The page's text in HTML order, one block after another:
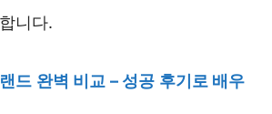
니다.
드 완벽 비교 – 성공 후기로 배우